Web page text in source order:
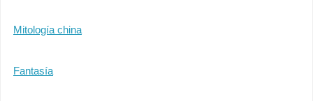
Mitología china
Fantasía